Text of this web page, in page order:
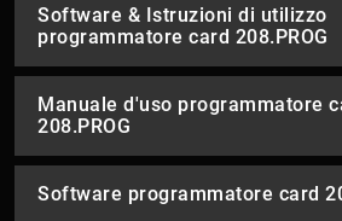
Software & Istruzioni di utilizzo
programmatore card 208.PROG
Manuale d'uso programmatore
208.PROG
Software programmatore card